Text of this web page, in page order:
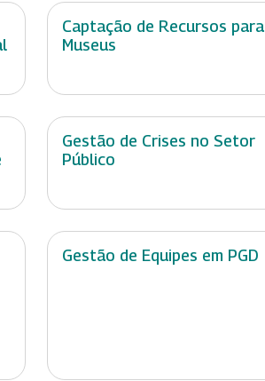
Captação de Recursos para
Museus
Gestão de Crises no Setor
Público
Gestão de Equipes em PGD